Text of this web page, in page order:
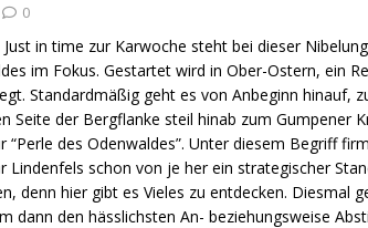
0
in time zur Karwoche steht bei dieser
im Fokus. Gestartet wird in Ober-Ostern, ein
Standardmäßig geht es von Anbeginn hinauf,
Seite der Bergflanke steil hinab zum Gumpener
“Perle des Odenwaldes”. Unter diesem Begriff
Lindenfels schon von je her ein strategischer
denn hier gibt es Vieles zu entdecken. Diesmal
dann den hässlichsten An- beziehungsweise